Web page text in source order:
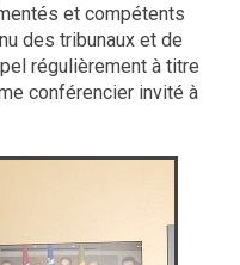
et compétents
des tribunaux et de
régulièrement à titre
conférencier invité à